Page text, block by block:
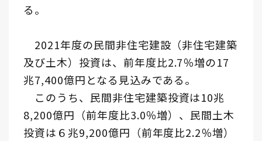
る。
2021年度の民間非住宅建設（非住宅建築
及び土木）投資は、前年度比2.7％増の17
兆7,400億円となる見込みである。
このうち、民間非住宅建築投資は10兆
8,200億円（前年度比3.0％増）、民間土木
投資は６兆9,200億円（前年度比2.2％増）